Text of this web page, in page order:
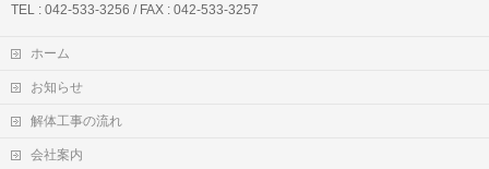
TEL : 042-533-3256 / FAX : 042-533-3257
ホーム
お知らせ
解体工事の流れ
会社案内